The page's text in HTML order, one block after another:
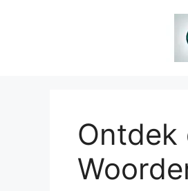
Ontdek